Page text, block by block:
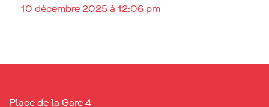
10 décembre 2025 à 12:06 pm
Place de la Gare 4